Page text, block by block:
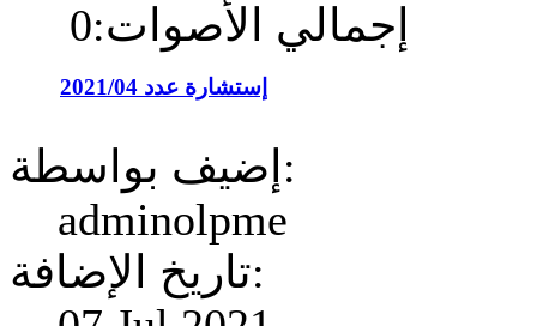
إجمالي الأصوات:0
إستشارة عدد 2021/04
إضيف بواسطة:
adminolpme
تاريخ الإضافة: